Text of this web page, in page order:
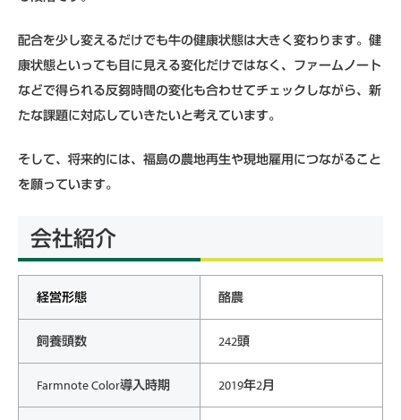
配合を少し変えるだけでも牛の健康状態は大きく変わります。健
康状態といっても目に見える変化だけではなく、ファームノート
などで得られる反芻時間の変化も合わせてチェックしながら、新
たな課題に対応していきたいと考えています。
そして、将来的には、福島の農地再生や現地雇用につながること
を願っています。
会社紹介
経営形態 酪農
飼養頭数 242頭
Farmnote Color導入時期 2019年2月